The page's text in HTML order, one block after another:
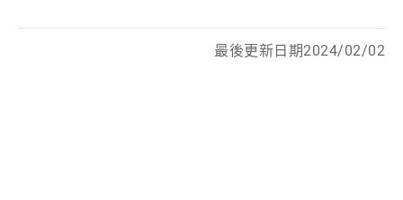
最後更新日期2024/02/02